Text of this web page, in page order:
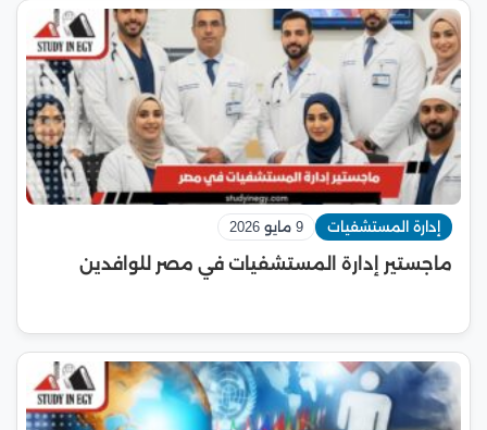
إدارة المستشفيات 9 مايو 2026
ماجستير إدارة المستشفيات في مصر للوافدين